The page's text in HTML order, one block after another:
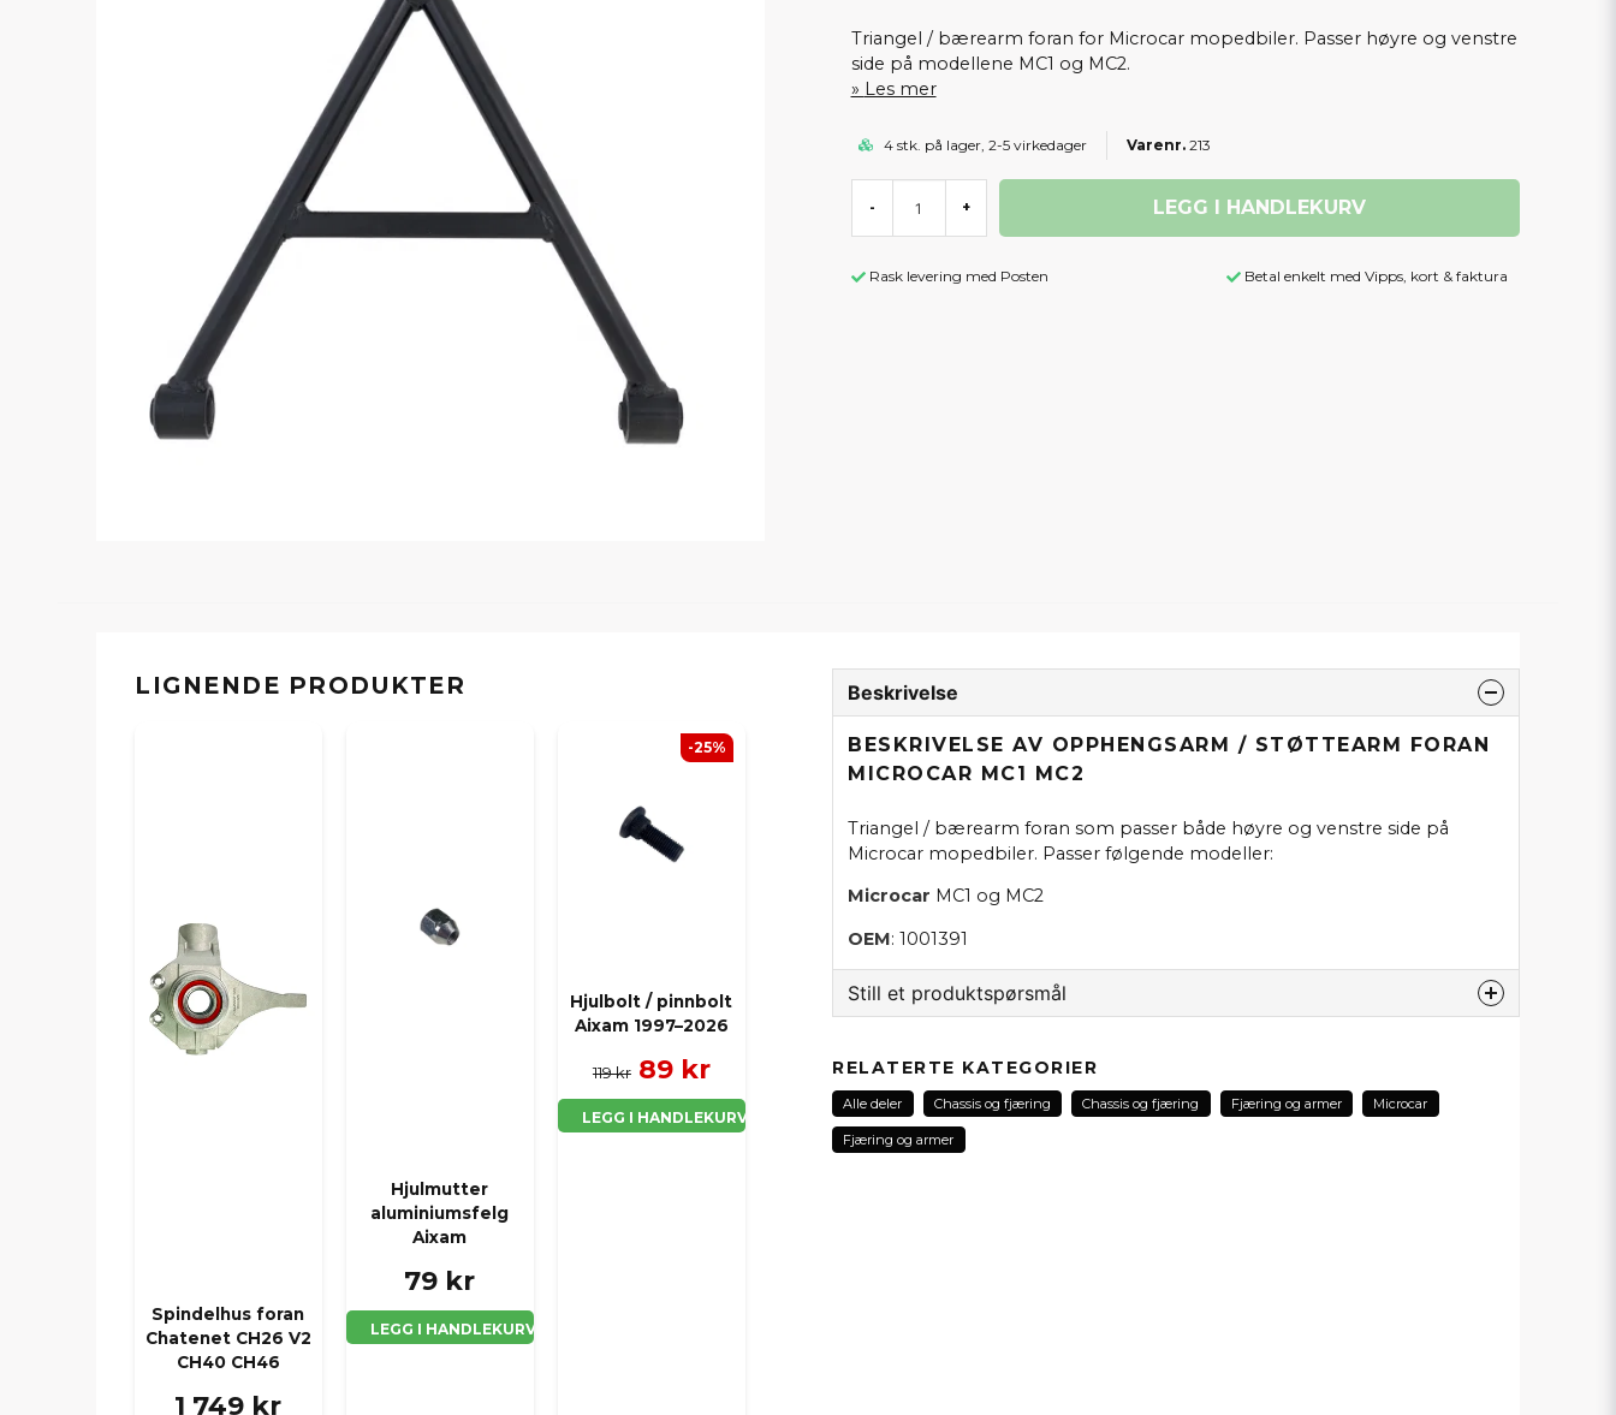
Triangel / bærearm foran for Microcar mopedbiler. Passer høyre og venstre
side på modellene MC1 og MC2.
Les mer
4 stk. på lager, 2-5 virkedager 213
- + LEGG I HANDLEKURV
Rask levering med Posten Betal enkelt med Vipps, kort & faktura
LIGNENDE PRODUKTER
Spindelhus foran
Chatenet CH26 V2
CH40 CH46
1 749 kr
Hjulmutter
aluminiumsfelg
Aixam
79 kr
LEGG I HANDLEKURV
Hjulbolt / pinnbolt
Aixam 1997–2026
119 kr 89 kr
LEGG I HANDLEKURV
-25%
Beskrivelse
BESKRIVELSE AV OPPHENGSARM / STØTTEARM FORAN
MICROCAR MC1 MC2
Triangel / bærearm foran som passer både høyre og venstre side på
Microcar mopedbiler. Passer følgende modeller:
Microcar MC1 og MC2
OEM: 1001391
Still et produktspørsmål
Spør oss noe om dette produktet...
RELATERTE KATEGORIER
Alle deler Chassis og fjæring Chassis og fjæring Fjæring og armer Microcar
Fjæring og armer